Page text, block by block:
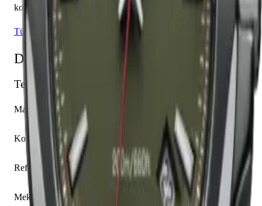
koleksiyonerlerin ilgisini çekmektedir.
Tüm Victorinox Modelleri
Detaylı Teknik Özellikler
Temel Bilgiler
Marka
Victorinox
Koleksiyon
I.N.O.X.
Referans
241725.1
Mekanizma Adı